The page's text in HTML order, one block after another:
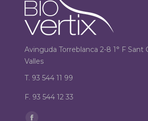
Avinguda Torreblanca 2-8 1° F Sant
Valles
T. 93 544 11 99
F. 93 544 12 33
Find us on: